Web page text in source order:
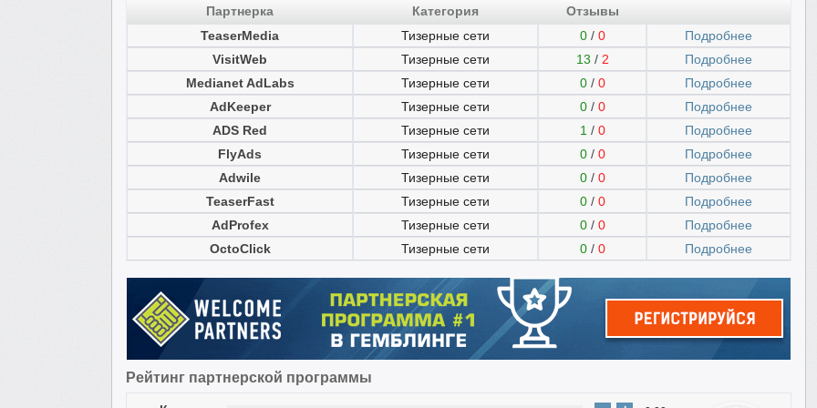
Партнерка Категория
Отзывы
TeaserMedia
Тизерные сети 0/ 0
Подробнее
VisitWeb
Тизерные сети 13 / 2
Подробнее
Medianet AdLabs
Тизерные сети 0/ 0
Подробнее
AdKeeper
Тизерные сети 0/ 0
Подробнее
ADS Red
Тизерные сети 1 / 0
Подробнее
FlyAds
Тизерные сети 0/ 0
Подробнее
Adwile
Тизерные сети 0/ 0
Подробнее
TeaserFast
Тизерные сети 0/ 0
Подробнее
AdProfex
Тизерные сети 0/ 0
Подробнее
OctoClick
Тизерные сети 0/ 0 Подробнее
Рейтинг партнерской программы